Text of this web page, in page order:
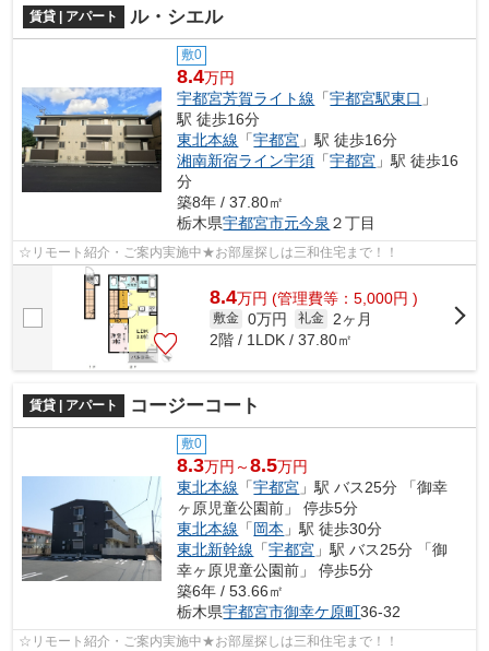
賃貸 | アパート ル・シエル
敷0
8.4万円
宇都宮芳賀ライト線 「宇都宮駅東口 」
駅 徒歩16分
東北本線 「宇都宮 」駅 徒歩16分
湘南新宿ライン宇須 「宇都宮 」駅 徒歩16
分
築8年 / 37.80㎡
栃木県宇都宮市元今泉 ２丁目
☆リモート紹介・ご案内実施中★お部屋探しは三和住宅まで！！
8.4万円 (管理費等：5,000円 )
敷金 0万円 礼金
2ヶ月
2階 / 1LDK / 37.80㎡
賃貸 | アパート コージーコート
敷0
8.3万円～8.5万円
東北本線 「宇都宮 」駅 バス25分 「御幸
ヶ原児童公園前」 停歩5分
東北本線 「岡本 」駅 徒歩30分
東北新幹線 「宇都宮 」駅 バス25分 「御
幸ヶ原児童公園前」 停歩5分
築6年 / 53.66㎡
栃木県宇都宮市御幸ケ原町36-32
☆リモート紹介・ご案内実施中★お部屋探しは三和住宅まで！！